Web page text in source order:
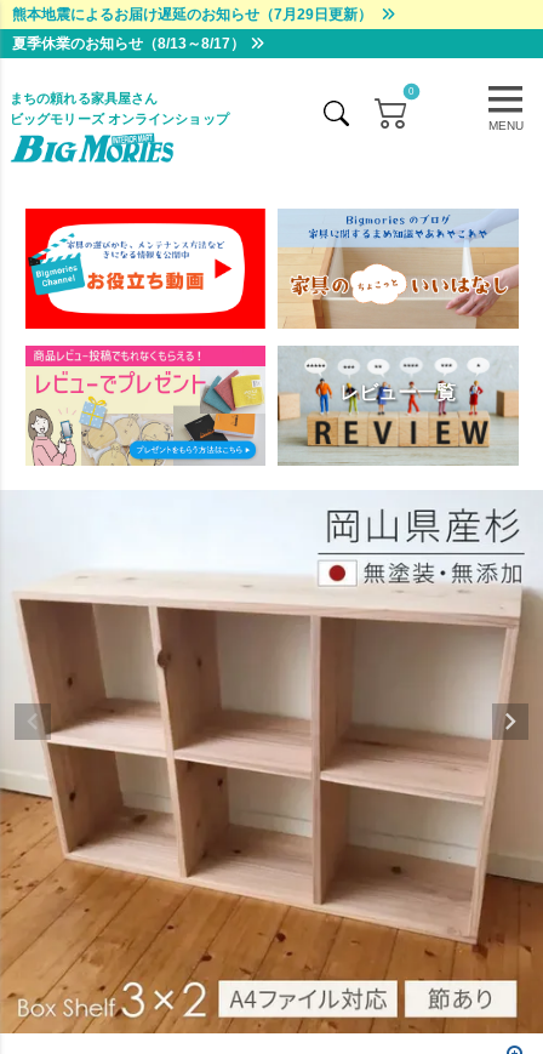
熊本地震によるお届け遅延のお知らせ（7月29日更新）
夏季休業のお知らせ（8/13～8/17）
MENU
まちの頼れる家具屋さん
ビッグモリーズ オンラインショップ
0
レビュー一覧